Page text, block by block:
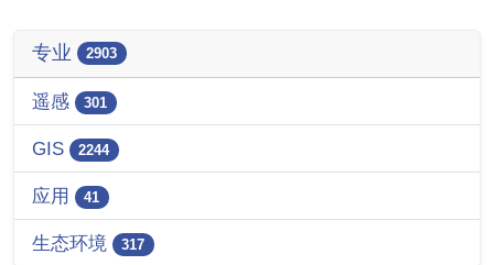
专业 2903
遥感 301
GIS 2244
应用 41
生态环境 317